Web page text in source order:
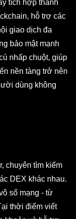
tích hợp thanh
hỗ trợ các
giao dịch đa
bảo mật mạnh
nhấp chuột, giúp
nền tàng trở nên
dùng không
chuyên tìm kiếm
DEX khác nhau.
số mạng - từ
thời điểm viết